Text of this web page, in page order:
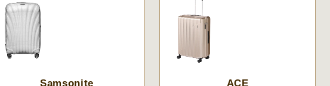
Samsonite ACE